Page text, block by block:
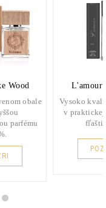
Wood
obale
parfému
L'amour
Vysoko
v